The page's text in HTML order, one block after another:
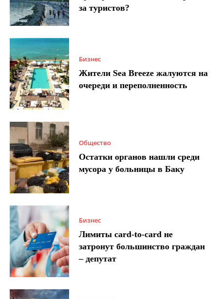
за туристов?
Бизнес
Жители Sea Breeze жалуются на
очереди и переполненность
Общество
Остатки органов нашли среди
мусора у больницы в Баку
Бизнес
Лимиты card-to-card не
затронут большинство граждан
– депутат